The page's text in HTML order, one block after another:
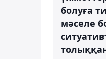
болуға
мәселе